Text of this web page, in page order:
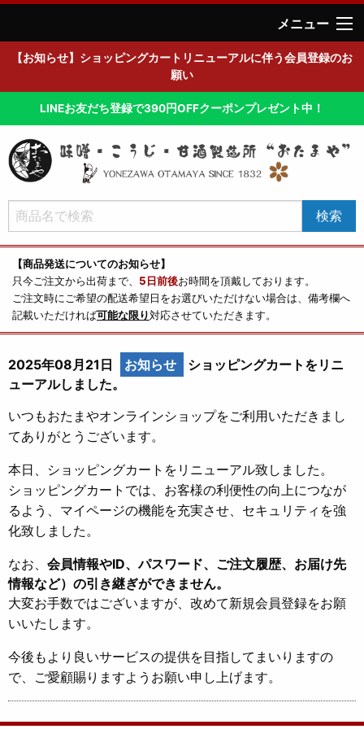
メニュー
【お知らせ】ショッピングカートリニューアルに伴う会員登録のお
願い
LINEお友だち登録で390円OFFクーポンプレゼント中！
【商品発送についてのお知らせ】
只今ご注文から出荷まで、 5日前後お時間を頂戴しております。
ご注文時にご希望の配送希望日をお選びいただけない場合は、備考欄へ
記載いただければ可能な限り対応させていただきます。
2025年08月21日 お知らせ
ショッピングカートをリニ
ューアルしました。
いつもおたまやオンラインショップをご利用いただきまし
てありがとうございます。
本日、ショッピングカートをリニューアル致しました。
ショッピングカートでは、お客様の利便性の向上につなが
るよう、マイページの機能を充実させ、セキュリティを強
化致しました。
なお、 会員情報やID、パスワード、ご注文履歴、お届け先
情報など）の引き継ぎができません。
大変お手数ではございますが、改めて新規会員登録をお願
いいたします。
今後もより良いサービスの提供を目指してまいりますの
で、ご愛顧賜りますようお願い申し上げます。